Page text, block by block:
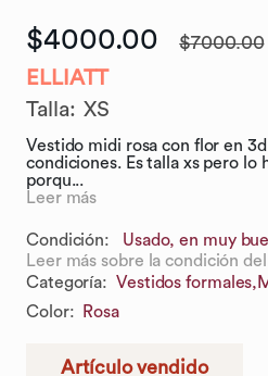
$4000.00 $7000.00
ELLIATT
Talla: XS
Vestido midi rosa con flor en
condiciones. Es talla xs pero lo
porqu...
Leer más
Condición:
Usado, en muy
Leer más sobre la condición
Categoría: Vestidos formales,
Color: Rosa
Artículo vendido